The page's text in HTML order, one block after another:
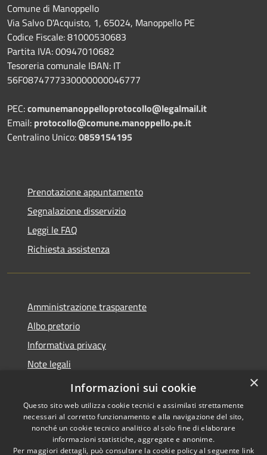
Comune di Manoppello
Via Salvo D'Acquisto, 1, 65024, Manoppello PE
Codice Fiscale: 81000530683
Partita IVA: 00947010682
Tesoreria comunale IBAN: IT
56F0874777330000000046777
PEC:comunemanoppelloprotocollo@legalmail.it
Email: protocollo@comune.manoppello.pe.it
Centralino Unico:0859154195
Prenotazione appuntamento
Segnalazione disservizio
Leggi le FAQ
Richiesta assistenza
Amministrazione trasparente
Albo pretorio
Informativa privacy
Note legali
Dichiarazione di accessibilità
Copyright © 2026 • Comune di
×
Informazioni sui cookie
Questo sito web utilizza cookie tecnici e assimilati strettamente
necessari al corretto funzionamento e alla navigazione del sito,
nonché un cookie tecnico analitico al solo fine di elaborare
informazioni statistiche, aggregate e anonime.
Per maggiori dettagli, può consultare la cookie policy al seguente link